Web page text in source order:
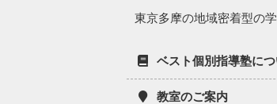
東京多摩の地域密着型の
ベスト個別指導塾に
教室のご案内